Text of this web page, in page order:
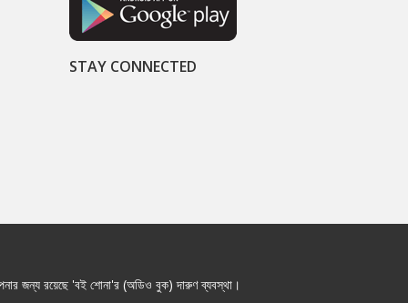
STAY CONNECTED
জন্য রয়েছে 'বই শোনা'র (অডিও বুক) দারুণ ব্যবস্থা।